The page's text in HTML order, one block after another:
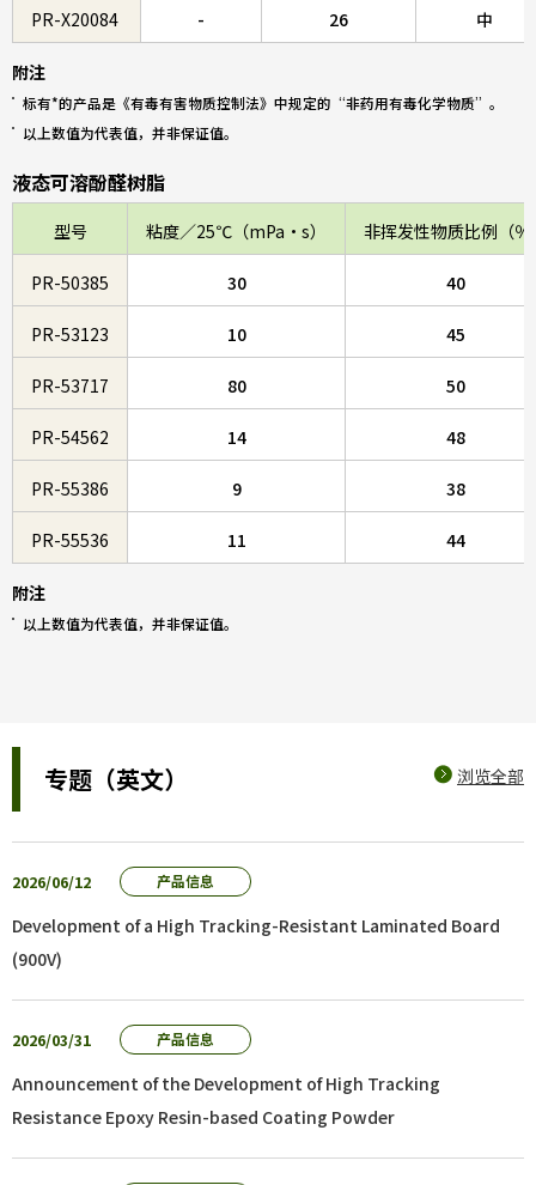
PR-X20084 - 26 中
附注
标有*的产品是《有毒有害物质控制法》中规定的“非药用有毒化学物质”。
以上数值为代表值，并非保证值。
液态可溶酚醛树脂
型号 粘度／25℃（mPa・s） 非挥发性物质比例（％
PR-50385 30 40
PR-53123 10 45
PR-53717 80 50
PR-54562 14 48
PR-55386 9 38
PR-55536 11 44
附注
以上数值为代表值，并非保证值。
专题（英文） 浏览全部
2026/06/12 产品信息
Development of a High Tracking-Resistant Laminated Board
(900V)
2026/03/31 产品信息
Announcement of the Development of High Tracking
Resistance Epoxy Resin-based Coating Powder